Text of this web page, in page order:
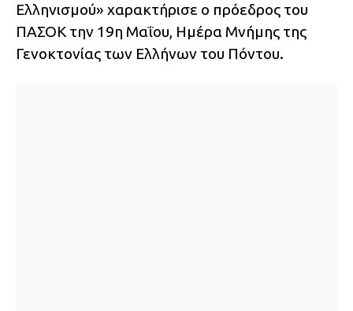
Ελληνισμού» χαρακτήρισε ο πρόεδρος του
ΠΑΣΟΚ την 19η Μαΐου, Ημέρα Μνήμης της
Γενοκτονίας των Ελλήνων του Πόντου.